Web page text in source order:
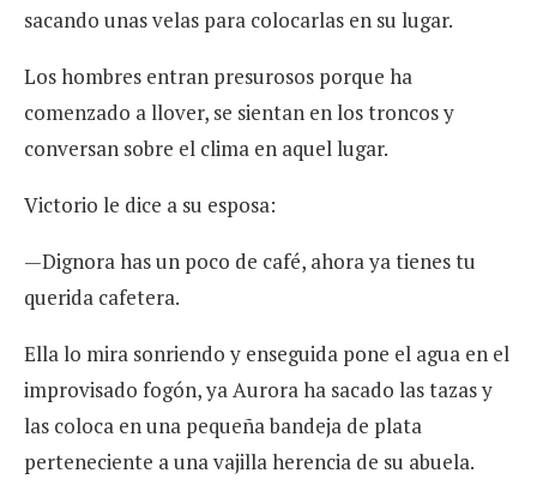
sacando unas velas para colocarlas en su lugar.
Los hombres entran presurosos porque ha
comenzado a llover, se sientan en los troncos y
conversan sobre el clima en aquel lugar.
Victorio le dice a su esposa:
—Dignora has un poco de café, ahora ya tienes tu
querida cafetera.
Ella lo mira sonriendo y enseguida pone el agua en el
improvisado fogón, ya Aurora ha sacado las tazas y
las coloca en una pequeña bandeja de plata
perteneciente a una vajilla herencia de su abuela.